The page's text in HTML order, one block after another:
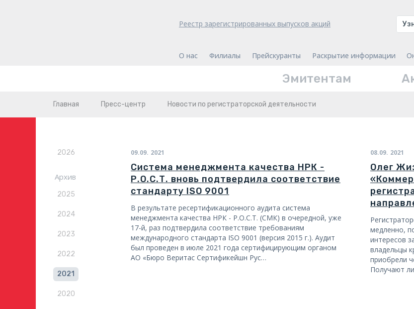
Реестр зарегистрированных выпусков акций
О нас Филиалы Прейскуранты Раскрытие информации
Эмитентам
Главная Пресс-центр Новости по регистраторской деятельности
2026
Архив
2025
2024
2023
2022
2021
2020
09.09. 2021
Система менеджмента качества НРК -
Р.О.С.Т. вновь подтвердила соответствие
стандарту ISO 9001
В результате ресертификационного аудита система
менеджмента качества НРК - Р.О.С.Т. (СМК) в очередной, уже
17-й, раз подтвердила соответствие требованиям
международного стандарта ISO 9001 (версия 2015 г.). Аудит
был проведен в июле 2021 года сертифицирующим органом
АО «Бюро Веритас Сертификейшн Рус…
08.09. 2021
Олег
медленно,
интересов
владельцы
приобрели
Получают